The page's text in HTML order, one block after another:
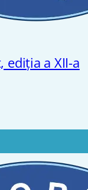
ediția a XII-a